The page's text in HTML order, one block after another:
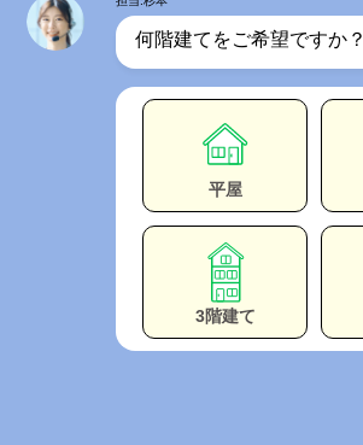
何階建てをご希望ですか？
平屋
3階建て